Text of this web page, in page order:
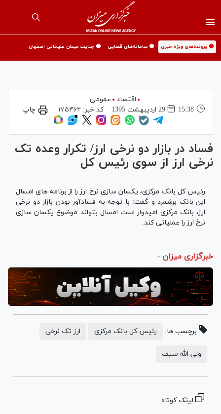
🟡 پرونده‌های ویژه خبری 🟡 سامانه‌های قضایی 🟡 جنایت میدان علیخانی اصفهان
اقتصاد
عمومی
15:38
29 ارديبهشت 1395 کد خبر: ۱۷۵۴۶۲ چاپ
فساد در بازار دو نرخی ارز/ تکرار وعده تک
نرخی ارز از سوی رئیس کل
رئیس کل بانک مرکزی، یکسان سازی نرخ ارز را از برنامه های امسال
این بانک برشمرد و گفت: با توجه به فسادآور بودن بازار دو نرخی
ارز، بانک مرکزی امیدوار است امسال بتواند موضوع یکسان سازی
نرخ ارز را عملیاتی کند.
خبرگزاری میزان -
برچسب ها: رئیس کل بانک مرکزی ارز تک نرخی
ولی الله سیف
لینک کوتاه